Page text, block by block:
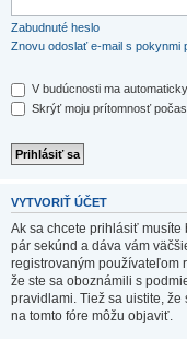
Zabudnuté heslo
Znovu odoslať e-mail s pokynmi
V budúcnosti ma
Skrýť moju prítomnosť
VYTVORIŤ ÚČET
Ak sa chcete prihlásiť
pár sekúnd a dáva vám
registrovaným používateľom
že ste sa oboznámili s
pravidlami. Tiež sa uistite,
na tomto fóre môžu objaviť.